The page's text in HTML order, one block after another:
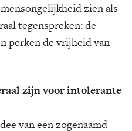
zien als
tegenspreken: de
perken de vrijheid van
zijn voor intolerante
van een zogenaamd